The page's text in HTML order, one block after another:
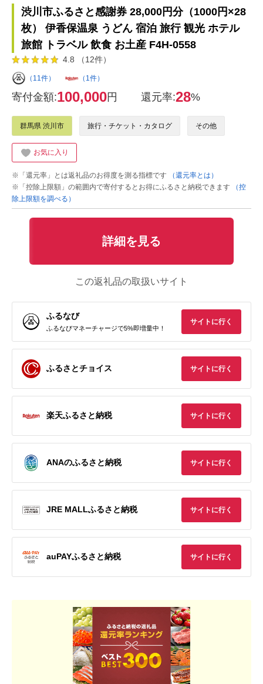
渋川市ふるさと感謝券 28,000円分（1000円×28
枚） 伊香保温泉 うどん 宿泊 旅行 観光 ホテル
旅館 トラベル 飲食 お土産 F4H-0558
4.8 （12件）
（11件） （1件）
寄付金額:100,000円 還元率:28%
群馬県 渋川市 旅行・チケット・カタログ その他
お気に入り
※「還元率」とは返礼品のお得度を測る指標です
（還元率とは）
※「控除上限額」の範囲内で寄付するとお得にふるさと納税できます
（控
除上限額を調べる）
詳細を見る
この返礼品の取扱いサイト
ふるなび
ふるなびマネーチャージで5%即増量中！
サイトに行く
ふるさとチョイス サイトに行く
楽天ふるさと納税 サイトに行く
ANAのふるさと納税 サイトに行く
JRE MALLふるさと納税 サイトに行く
auPAYふるさと納税 サイトに行く